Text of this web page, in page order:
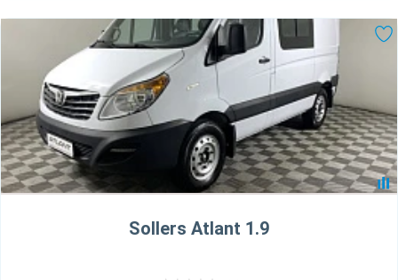
Sollers Atlant 1.9